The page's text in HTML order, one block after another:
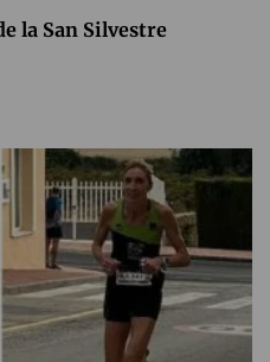
la San Silvestre